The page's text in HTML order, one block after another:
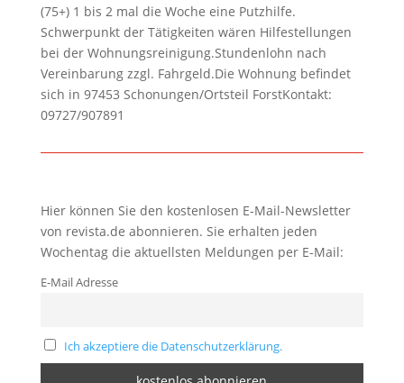
(75+) 1 bis 2 mal die Woche eine Putzhilfe.
Schwerpunkt der Tätigkeiten wären Hilfestellungen
bei der Wohnungsreinigung.Stundenlohn nach
Vereinbarung zzgl. Fahrgeld.Die Wohnung befindet
sich in 97453 Schonungen/Ortsteil ForstKontakt:
09727/907891
Hier können Sie den kostenlosen E-Mail-Newsletter
von revista.de abonnieren. Sie erhalten jeden
Wochentag die aktuellsten Meldungen per E-Mail:
E-Mail Adresse
Ich akzeptiere die Datenschutzerklärung.